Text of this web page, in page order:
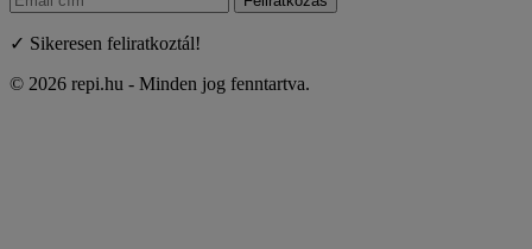
✓ Sikeresen feliratkoztál!
© 2026 repi.hu - Minden jog fenntartva.